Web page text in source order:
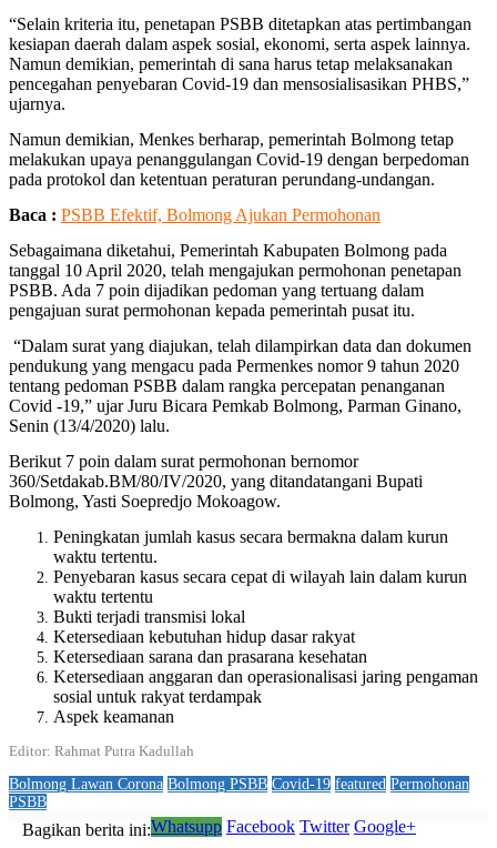
“Selain kriteria itu, penetapan PSBB ditetapkan atas pertimbangan
kesiapan daerah dalam aspek sosial, ekonomi, serta aspek lainnya.
Namun demikian, pemerintah di sana harus tetap melaksanakan
pencegahan penyebaran Covid-19 dan mensosialisasikan PHBS,”
ujarnya.
Namun demikian, Menkes berharap, pemerintah Bolmong tetap
melakukan upaya penanggulangan Covid-19 dengan berpedoman
pada protokol dan ketentuan peraturan perundang-undangan.
Baca : PSBB Efektif, Bolmong Ajukan Permohonan
Sebagaimana diketahui, Pemerintah Kabupaten Bolmong pada
tanggal 10 April 2020, telah mengajukan permohonan penetapan
PSBB. Ada 7 poin dijadikan pedoman yang tertuang dalam
pengajuan surat permohonan kepada pemerintah pusat itu.
“Dalam surat yang diajukan, telah dilampirkan data dan dokumen
pendukung yang mengacu pada Permenkes nomor 9 tahun 2020
tentang pedoman PSBB dalam rangka percepatan penanganan
Covid -19,” ujar Juru Bicara Pemkab Bolmong, Parman Ginano,
Senin (13/4/2020) lalu.
Berikut 7 poin dalam surat permohonan bernomor
360/Setdakab.BM/80/IV/2020, yang ditandatangani Bupati
Bolmong, Yasti Soepredjo Mokoagow.
Peningkatan jumlah kasus secara bermakna dalam kurun
waktu tertentu.
Penyebaran kasus secara cepat di wilayah lain dalam kurun
waktu tertentu
Bukti terjadi transmisi lokal
Ketersediaan kebutuhan hidup dasar rakyat
Ketersediaan sarana dan prasarana kesehatan
Ketersediaan anggaran dan operasionalisasi jaring pengaman
sosial untuk rakyat terdampak
Aspek keamanan
Editor: Rahmat Putra Kadullah
Bolmong Lawan Corona Bolmong PSBB Covid-19 featured Permohonan
PSBB
Bagikan berita ini:Whatsupp Facebook Twitter Google+